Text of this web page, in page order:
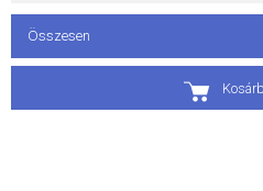
Összesen
HÍREK
ÁLTALÁNOS SZERZŐDÉSI FELTÉTELEK